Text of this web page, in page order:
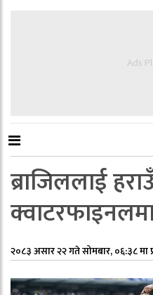
Ads
ब्राजिललाई
२०८३ असार २२ गते सोमबार, ०६:३८ मा